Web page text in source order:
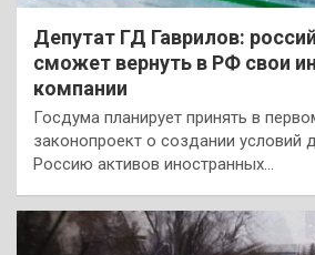
Депутат ГД Гаврилов:
сможет вернуть в РФ свои
компании
Госдума планирует принять в
законопроект о создании условий
Россию активов иностранных…